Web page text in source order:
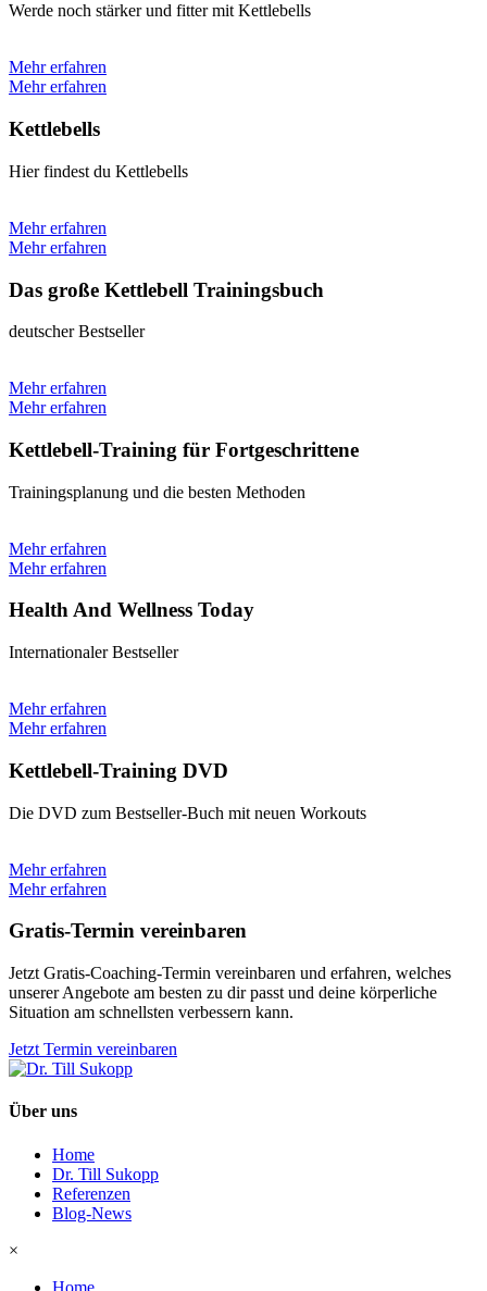
Werde noch stärker und fitter mit Kettlebells
Mehr erfahren
Mehr erfahren
Kettlebells
Hier findest du Kettlebells
Mehr erfahren
Mehr erfahren
Das große Kettlebell Trainingsbuch
deutscher Bestseller
Mehr erfahren
Mehr erfahren
Kettlebell-Training für Fortgeschrittene
Trainingsplanung und die besten Methoden
Mehr erfahren
Mehr erfahren
Health And Wellness Today
Internationaler Bestseller
Mehr erfahren
Mehr erfahren
Kettlebell-Training DVD
Die DVD zum Bestseller-Buch mit neuen Workouts
Mehr erfahren
Mehr erfahren
Gratis-Termin vereinbaren
Jetzt Gratis-Coaching-Termin vereinbaren und erfahren, welches
unserer Angebote am besten zu dir passt und deine körperliche
Situation am schnellsten verbessern kann.
Jetzt Termin vereinbaren
Über uns
Home
Dr. Till Sukopp
Referenzen
Blog-News
×
Home